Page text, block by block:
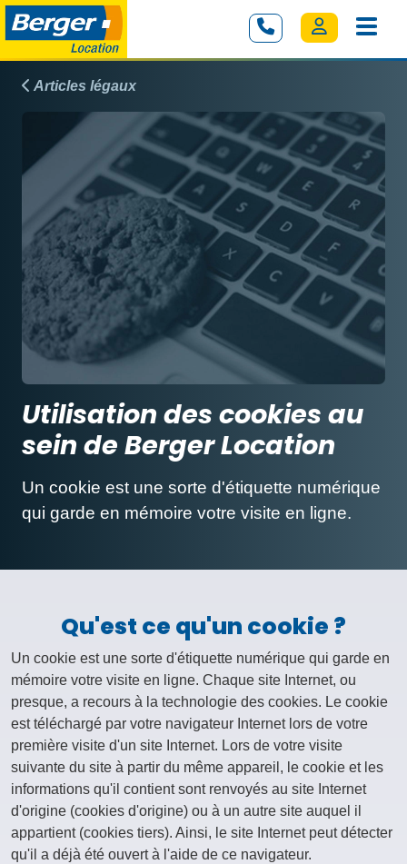
Articles légaux
Utilisation des cookies au
sein de Berger Location
Un cookie est une sorte d'étiquette numérique
qui garde en mémoire votre visite en ligne.
Qu'est ce qu'un cookie ?
Un cookie est une sorte d'étiquette numérique qui garde en
mémoire votre visite en ligne. Chaque site Internet, ou
presque, a recours à la technologie des cookies. Le cookie
est téléchargé par votre navigateur Internet lors de votre
première visite d'un site Internet. Lors de votre visite
suivante du site à partir du même appareil, le cookie et les
informations qu'il contient sont renvoyés au site Internet
d'origine (cookies d'origine) ou à un autre site auquel il
appartient (cookies tiers). Ainsi, le site Internet peut détecter
qu'il a déjà été ouvert à l'aide de ce navigateur.